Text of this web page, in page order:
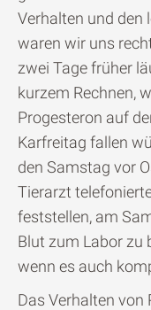
Verhalten und den
waren wir uns
zwei Tage früher
kurzem Rechnen,
Progesteron auf
Karfreitag fallen
den Samstag vor
Tierarzt
feststellen, am
Blut zum Labor zu
wenn es auch
Das Verhalten von